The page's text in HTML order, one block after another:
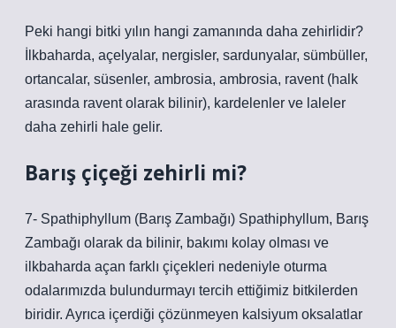
Peki hangi bitki yılın hangi zamanında daha zehirlidir?
İlkbaharda, açelyalar, nergisler, sardunyalar, sümbüller,
ortancalar, süsenler, ambrosia, ambrosia, ravent (halk
arasında ravent olarak bilinir), kardelenler ve laleler
daha zehirli hale gelir.
Barış çiçeği zehirli mi?
7- Spathiphyllum (Barış Zambağı) Spathiphyllum, Barış
Zambağı olarak da bilinir, bakımı kolay olması ve
ilkbaharda açan farklı çiçekleri nedeniyle oturma
odalarımızda bulundurmayı tercih ettiğimiz bitkilerden
biridir. Ayrıca içerdiği çözünmeyen kalsiyum oksalatlar